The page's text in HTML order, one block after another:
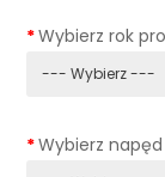
Wybierz rok
Wybierz napęd